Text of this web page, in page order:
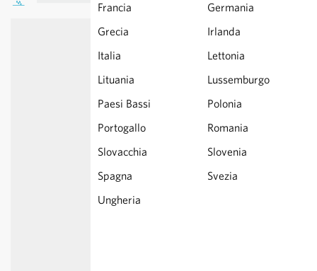
Francia
Germania
Grecia
Irlanda
Italia
Lettonia
Lituania
Lussemburgo
Paesi Bassi
Polonia
Portogallo
Romania
Slovacchia
Slovenia
Spagna
Svezia
Ungheria